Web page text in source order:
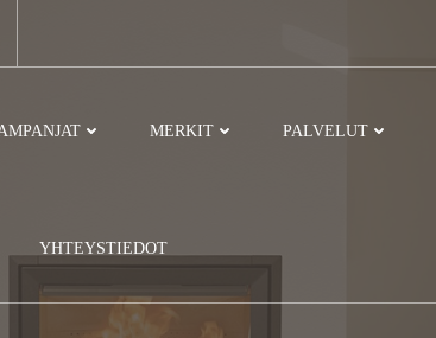
MERKIT PALVELUT
YHTEYSTIEDOT